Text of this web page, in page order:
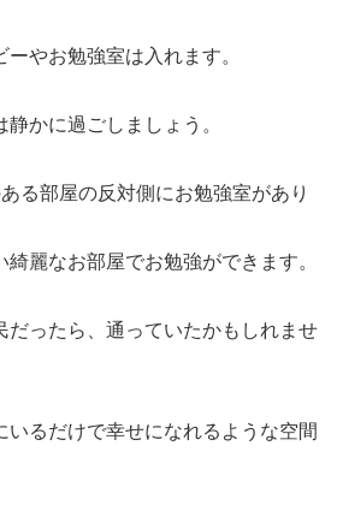
やお勉強室は入れます。
かに過ごしましょう。
る部屋の反対側にお勉強室があり
麗なお部屋でお勉強ができます。
だったら、通っていたかもしれませ
いるだけで幸せになれるような空間